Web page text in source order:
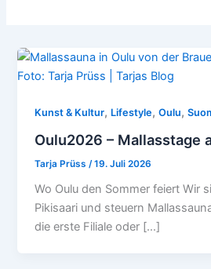
Kunst & Kultur, Lifestyle,Oulu,
Oulu2026 – Mallasstage
Tarja Prüss /19. Juli 2026
Wo Oulu den Sommer feiert Wir
Pikisaari und steuern
die erste Filiale oder […]